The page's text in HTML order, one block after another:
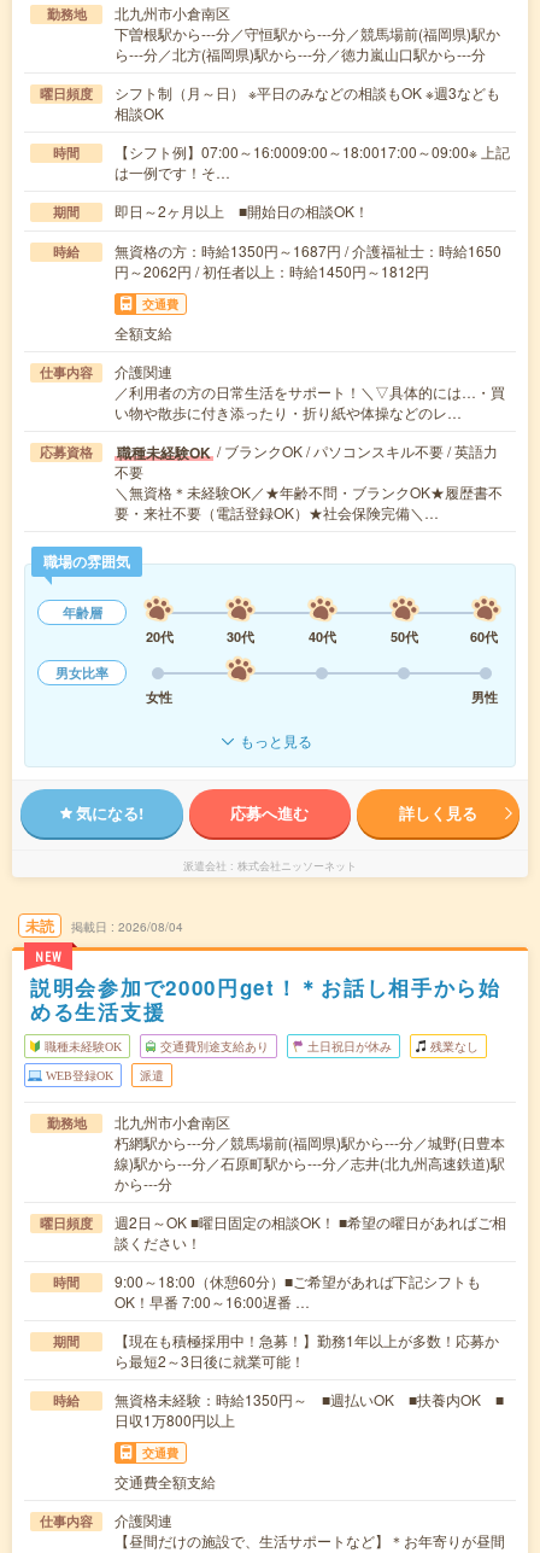
勤務地
北九州市小倉南区
下曽根駅から---分／守恒駅から---分／競馬場前(福岡県)駅か
ら---分／北方(福岡県)駅から---分／徳力嵐山口駅から---分
曜日頻度
シフト制（月～日） ※平日のみなどの相談もOK ※週3なども
相談OK
時間
【シフト例】07:00～16:0009:00～18:0017:00～09:00※ 上記
は一例です！そ…
期間 即日～2ヶ月以上 ■開始日の相談OK！
時給
無資格の方：時給1350円～1687円 / 介護福祉士：時給1650
円～2062円 / 初任者以上：時給1450円～1812円
交通費
全額支給
仕事内容
介護関連
／利用者の方の日常生活をサポート！＼▽具体的には…・買
い物や散歩に付き添ったり・折り紙や体操などのレ…
応募資格 職種未経験OK / ブランクOK / パソコンスキル不要 / 英語力
不要
＼無資格＊未経験OK／★年齢不問・ブランクOK★履歴書不
要・来社不要（電話登録OK）★社会保険完備＼…
職場の雰囲気
年齢層
20代
30代 40代 50代
60代
男女比率
女性
男性
もっと見る
気になる! 応募へ進む 詳しく見る
派遣会社 株式会社ニッソーネット
未読
NEW
掲載日 2026/08/04
説明会参加で2000円get！＊お話し相手から始
める生活支援
職種未経験OK 交通費別途支給あり 土日祝日が休み 残業なし
WEB登録OK 派遣
勤務地
北九州市小倉南区
朽網駅から---分／競馬場前(福岡県)駅から---分／城野(日豊本
線)駅から---分／石原町駅から---分／志井(北九州高速鉄道)駅
から---分
曜日頻度
週2日～OK ■曜日固定の相談OK！ ■希望の曜日があればご相
談ください！
時間
9:00～18:00（休憩60分）■ご希望があれば下記シフトも
OK！早番 7:00～16:00遅番 …
期間
【現在も積極採用中！急募！】勤務1年以上が多数！応募か
ら最短2～3日後に就業可能！
時給
無資格未経験：時給1350円～ ■週払いOK ■扶養内OK ■
日収1万800円以上
交通費
交通費全額支給
仕事内容
介護関連
【昼間だけの施設で、生活サポートなど】＊お年寄りが昼間